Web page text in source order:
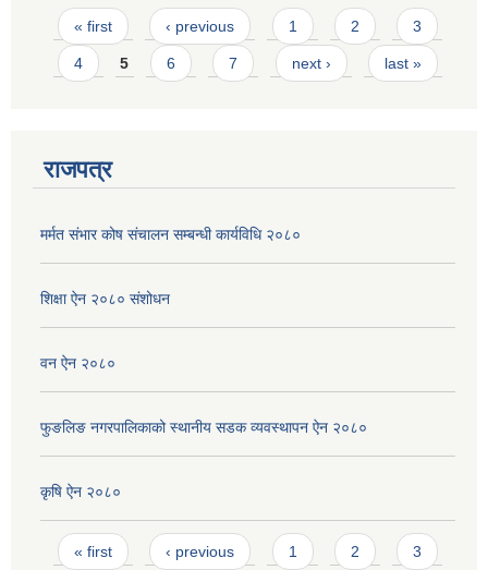
Pages
« first ‹ previous 1 2 3
4 5 6 7 next › last »
राजपत्र
मर्मत संभार कोष संचालन सम्बन्धी कार्यविधि २०८०
शिक्षा ऐन २०८० संशोधन
वन ऐन २०८०
फुङलिङ नगरपालिकाको स्थानीय सडक व्यवस्थापन ऐन २०८०
कृषि ऐन २०८०
Pages
« first ‹ previous 1 2 3